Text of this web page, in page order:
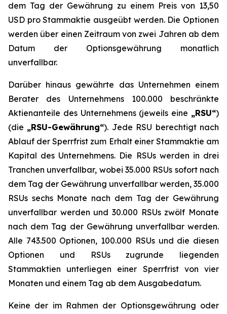
dem Tag der Gewährung zu einem Preis von 13,50
USD pro Stammaktie ausgeübt werden. Die Optionen
werden über einen Zeitraum von zwei Jahren ab dem
Datum der Optionsgewährung monatlich
unverfallbar.
Darüber hinaus gewährte das Unternehmen einem
Berater des Unternehmens 100.000 beschränkte
Aktienanteile des Unternehmens (jeweils eine „RSU“)
(die „RSU-Gewährung“). Jede RSU berechtigt nach
Ablauf der Sperrfrist zum Erhalt einer Stammaktie am
Kapital des Unternehmens. Die RSUs werden in drei
Tranchen unverfallbar, wobei 35.000 RSUs sofort nach
dem Tag der Gewährung unverfallbar werden, 35.000
RSUs sechs Monate nach dem Tag der Gewährung
unverfallbar werden und 30.000 RSUs zwölf Monate
nach dem Tag der Gewährung unverfallbar werden.
Alle 743.500 Optionen, 100.000 RSUs und die diesen
Optionen und RSUs zugrunde liegenden
Stammaktien unterliegen einer Sperrfrist von vier
Monaten und einem Tag ab dem Ausgabedatum.
Keine der im Rahmen der Optionsgewährung oder